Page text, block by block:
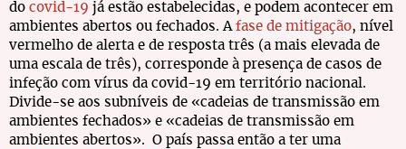
do covid-19 já estão estabelecidas, e podem acontecer em
ambientes abertos ou fechados. A fase de mitigação, nível
vermelho de alerta e de resposta três (a mais elevada de
uma escala de três), corresponde à presença de casos de
infeção com vírus da covid-19 em território nacional.
Divide-se aos subníveis de «cadeias de transmissão em
ambientes fechados» e «cadeias de transmissão em
ambientes abertos». O país passa então a ter uma